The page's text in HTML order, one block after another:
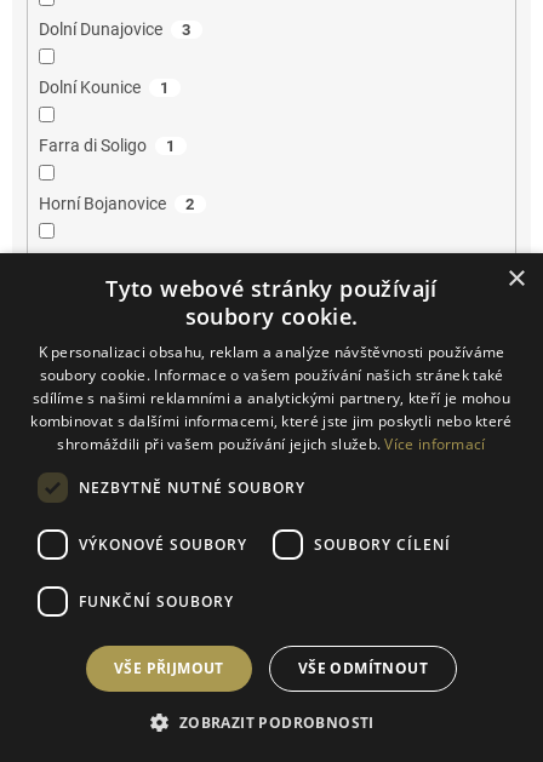
Dolní Dunajovice 3
Dolní Kounice 1
Farra di Soligo 1
Horní Bojanovice 2
Klentnice 2
Konice 1
Kurdějov 10
Kutná Hora 3
Lužice 1
Mikulčice 2
×
Tyto webové stránky používají
soubory cookie.
K personalizaci obsahu, reklam a analýze návštěvnosti používáme
soubory cookie. Informace o vašem používání našich stránek také
sdílíme s našimi reklamními a analytickými partnery, kteří je mohou
kombinovat s dalšími informacemi, které jste jim poskytli nebo které
shromáždili při vašem používání jejich služeb.Více informací
NEZBYTNĚ NUTNÉ SOUBORY
VÝKONOVÉ SOUBORY SOUBORY CÍLENÍ
FUNKČNÍ SOUBORY
VŠE PŘIJMOUT VŠE ODMÍTNOUT
ZOBRAZIT PODROBNOSTI